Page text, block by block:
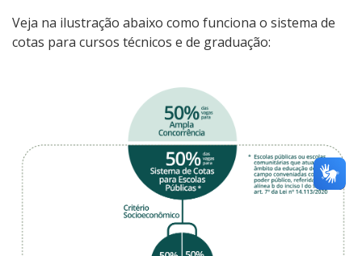
Veja na ilustração abaixo como funciona o sistema de
cotas para cursos técnicos e de graduação: